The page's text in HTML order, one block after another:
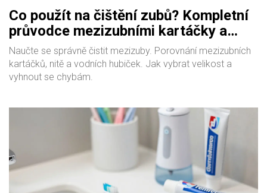
Co použít na čištění zubů? Kompletní
průvodce mezizubními kartáčky a
nitěmi
Naučte se správně čistit mezizuby. Porovnání mezizubních
kartáčků, nitě a vodních hubiček. Jak vybrat velikost a
vyhnout se chybám.